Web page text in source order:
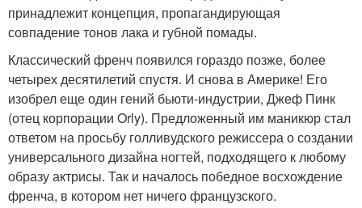
принадлежит концепция, пропагандирующая
совпадение тонов лака и губной помады.
Классический френч появился гораздо позже, более
четырех десятилетий спустя. И снова в Америке! Его
изобрел еще один гений бьюти-индустрии, Джеф Пинк
(отец корпорации Orly). Предложенный им маникюр стал
ответом на просьбу голливудского режиссера о создании
универсального дизайна ногтей, подходящего к любому
образу актрисы. Так и началось победное восхождение
френча, в котором нет ничего французского.